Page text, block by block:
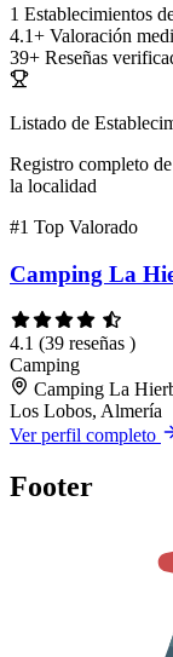
1 Establecimientos
4.1+ Valoración
39+ Reseñas
Listado de
Registro completo
la localidad
#1 Top Valorado
Camping La
4.1 (39 reseñas )
Camping
Camping La
Los Lobos, Almería
Ver perfil completo
Footer